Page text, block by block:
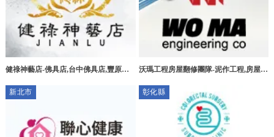
健祿神藝店-佛具店,台中佛具店,豐原佛
沃瑪工程房屋翻修團隊-泥作工程,房屋拆
新北市
彰化縣